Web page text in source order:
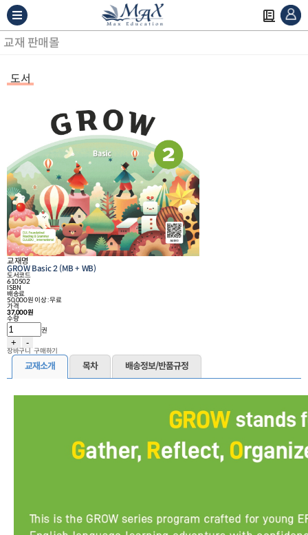
교재 판매몰
도서
교재명
GROW Basic 2 (MB + WB)
도서코드
610502
ISBN
배송료
50,000원 이상 : 무료
가격
37,000원
수량
권
+ -
장바구니 구매하기
교재소개 목차 배송정보/반품규정